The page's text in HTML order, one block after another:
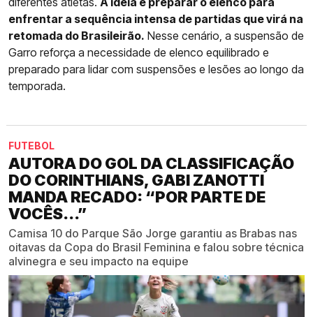
enfrentar a sequência intensa de partidas que virá na
retomada do Brasileirão. Nesse cenário, a suspensão de
Garro reforça a necessidade de elenco equilibrado e
preparado para lidar com suspensões e lesões ao longo da
temporada.
FUTEBOL
AUTORA DO GOL DA CLASSIFICAÇÃO
DO CORINTHIANS, GABI ZANOTTI
MANDA RECADO: “POR PARTE DE
VOCÊS...”
Camisa 10 do Parque São Jorge garantiu as Brabas nas
oitavas da Copa do Brasil Feminina e falou sobre técnica
alvinegra e seu impacto na equipe